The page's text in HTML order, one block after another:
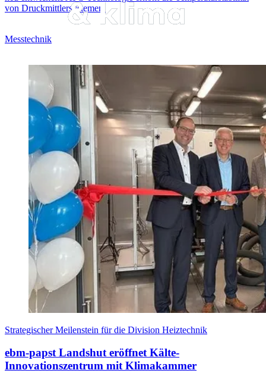
von Druckmittlersystemen.
Messtechnik
Strategischer Meilenstein für die Division Heiztechnik
ebm‑papst Landshut eröffnet Kälte-
Innovationszentrum mit Klimakammer